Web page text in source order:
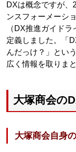
DXは概念ですが、
ンスフォーメーシ
（DX推進ガイド
定義しました。「
んだっけ？」とい
広く情報を取りま
大塚商会の
大塚商会自身